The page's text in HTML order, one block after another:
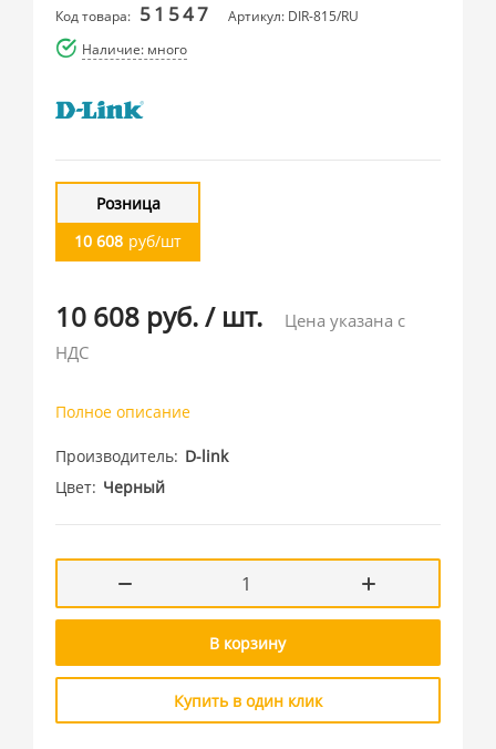
Код товара: 51547
Артикул: DIR-815/RU
Наличие: много
Розница
10 608 руб/шт
10 608 руб./ шт.
Цена указана с
НДС
Полное описание
Производитель D-link
Цвет Черный
В корзину
Купить в один клик